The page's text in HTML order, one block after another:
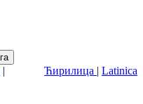
Ћирилица | Latinica
|